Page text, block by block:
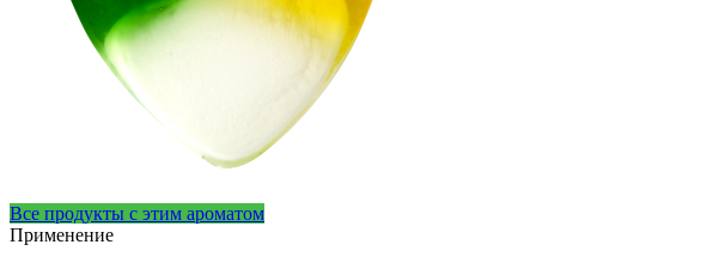
Все продукты с этим ароматом
Применение